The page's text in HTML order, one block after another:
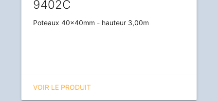
9402C
Poteaux 40x40mm - hauteur 3,00m
VOIR LE PRODUIT